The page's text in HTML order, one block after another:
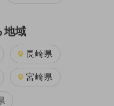
地域
長崎県
宮崎県